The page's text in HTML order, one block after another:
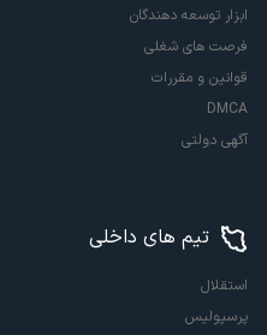
ابزار توسعه دهندگان
فرصت های شغلی
قوانین و مقررات
DMCA
آگهی دولتی
تیم های داخلی
استقلال
پرسپولیس